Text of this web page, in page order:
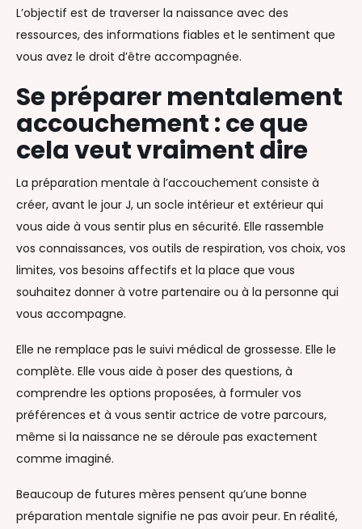
L’objectif est de traverser la naissance avec des
ressources, des informations fiables et le sentiment que
vous avez le droit d’être accompagnée.
Se préparer mentalement
accouchement : ce que
cela veut vraiment dire
La préparation mentale à l’accouchement consiste à
créer, avant le jour J, un socle intérieur et extérieur qui
vous aide à vous sentir plus en sécurité. Elle rassemble
vos connaissances, vos outils de respiration, vos choix, vos
limites, vos besoins affectifs et la place que vous
souhaitez donner à votre partenaire ou à la personne qui
vous accompagne.
Elle ne remplace pas le suivi médical de grossesse. Elle le
complète. Elle vous aide à poser des questions, à
comprendre les options proposées, à formuler vos
préférences et à vous sentir actrice de votre parcours,
même si la naissance ne se déroule pas exactement
comme imaginé.
Beaucoup de futures mères pensent qu’une bonne
préparation mentale signifie ne pas avoir peur. En réalité,